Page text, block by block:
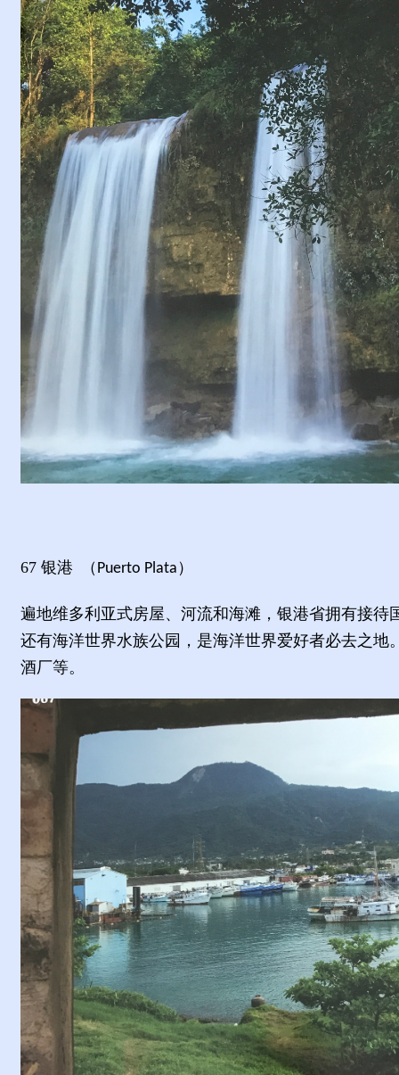
67 银港 （ Puerto Plata ）
遍地维多利亚式房屋、河流和海滩，银港省拥有接
还有海洋世界水族公园，是海洋世界爱好者必去之
酒厂等。